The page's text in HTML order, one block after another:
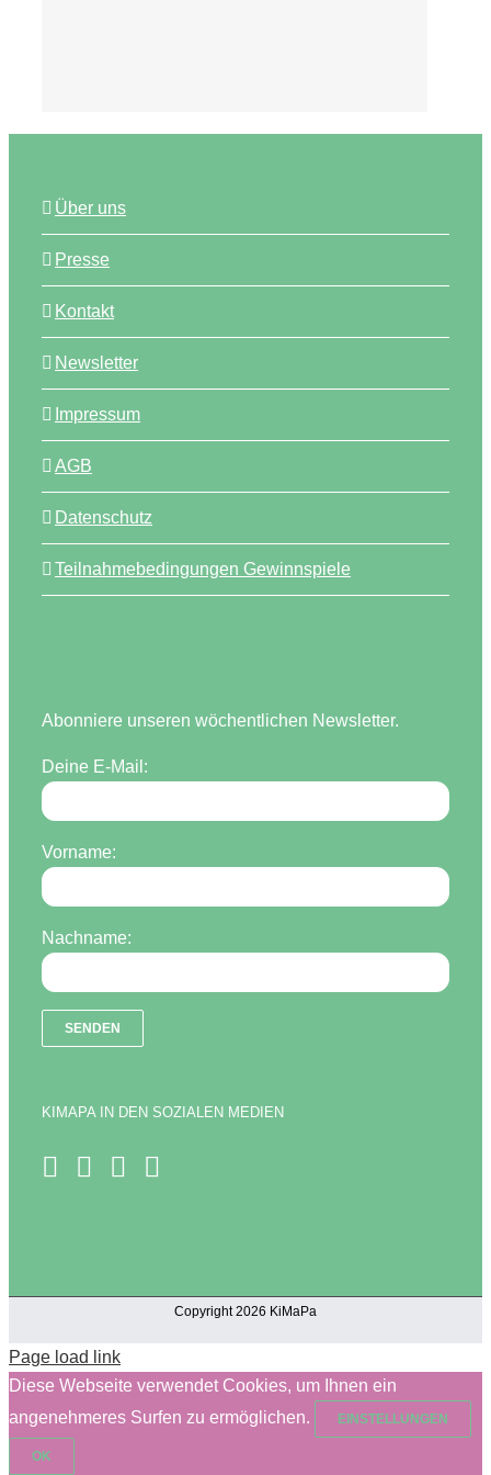
Über uns
Presse
Kontakt
Newsletter
Impressum
AGB
Datenschutz
Teilnahmebedingungen Gewinnspiele
Abonniere unseren wöchentlichen Newsletter.
Deine E-Mail:
Vorname:
Nachname:
KIMAPA IN DEN SOZIALEN MEDIEN
Copyright 2026 KiMaPa
Page load link
Diese Webseite verwendet Cookies, um Ihnen ein
angenehmeres Surfen zu ermöglichen.
EINSTELLUNGEN
OK